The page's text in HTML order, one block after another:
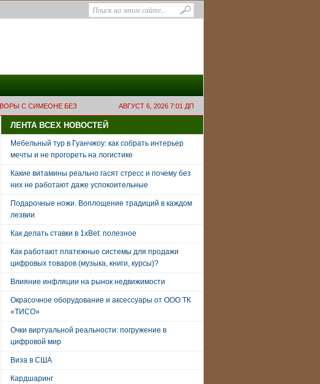
АВГУСТ 6, 2026 7:01 ДП
С СИМЕОНЕ БЕЗ
ЛЕНТА ВСЕХ НОВОСТЕЙ
Мебельный тур в Гуанчжоу: как собрать интерьер
мечты и не прогореть на логистике
Какие витамины реально гасят стресс и почему без
них не работают даже успокоительные
Подарочные ножи. Воплощение традиций в каждом
лезвии
Как делать ставки в 1xBet: полезное
Как работают платежные системы для продажи
цифровых товаров (музыка, книги, курсы)?
Влияние инфляции на рынок недвижимости
Окрасочное оборудование и аксессуары от ООО ТК
«ТИСО»
Очки виртуальной реальности: погружение в
цифровой мир
Виза в США
Кардшаринг